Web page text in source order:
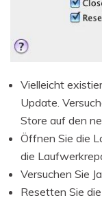
Vielleicht
Update.
Store auf den
Öffnen Sie die
die
Versuchen Sie
Resetten Sie